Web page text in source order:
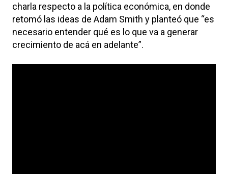
charla respecto a la política económica, en donde
retomó las ideas de Adam Smith y planteó que “es
necesario entender qué es lo que va a generar
crecimiento de acá en adelante”.